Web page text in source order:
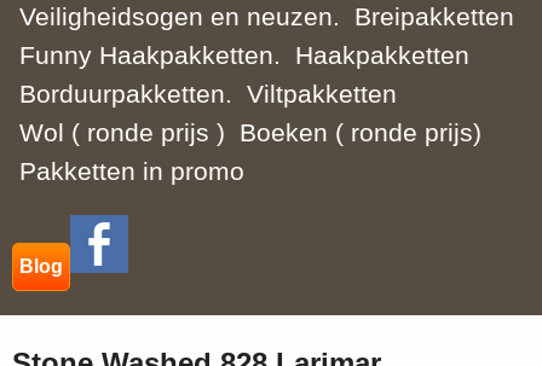
Veiligheidsogen en neuzen.
Breipakketten
Funny Haakpakketten.
Haakpakketten
Borduurpakketten.
Viltpakketten
Wol ( ronde prijs )
Boeken ( ronde prijs)
Pakketten in promo
Blog